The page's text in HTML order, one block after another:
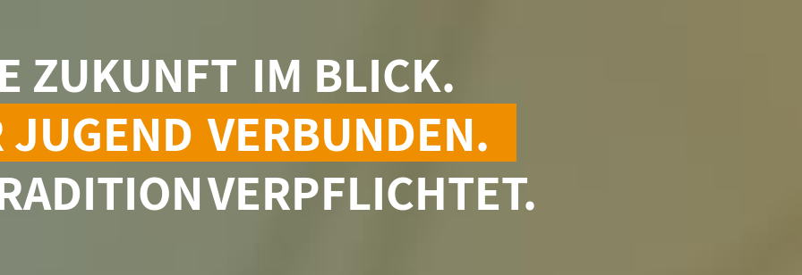
ZUKUNFT IM BLICK.
JUGEND VERBUNDEN.
VERPFLICHTET.